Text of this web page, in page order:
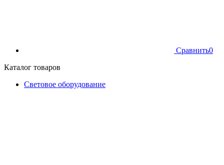
Сравнить0
Каталог товаров
Световое оборудование